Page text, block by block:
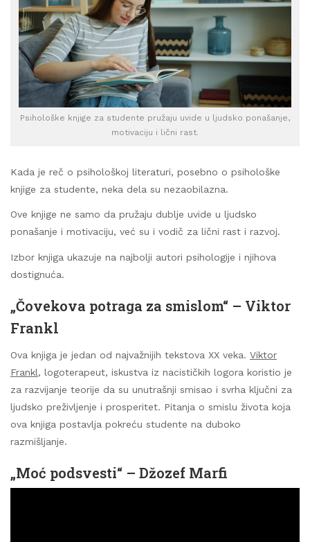
Psihološke knjige za studente pružaju uvide u ljudsko ponašanje,
motivaciju i lični rast.
Kada je reč o psihološkoj literaturi, posebno o psihološke
knjige za studente, neka dela su nezaobilazna.
Ove knjige ne samo da pružaju dublje uvide u ljudsko
ponašanje i motivaciju, već su i vodič za lični rast i razvoj.
Izbor knjiga ukazuje na najbolji autori psihologije i njihova
dostignuća.
„Čovekova potraga za smislom“ – Viktor
Frankl
Ova knjiga je jedan od najvažnijih tekstova XX veka. Viktor
Frankl, logoterapeut, iskustva iz nacističkih logora koristio je
za razvijanje teorije da su unutrašnji smisao i svrha ključni za
ljudsko preživljenje i prosperitet. Pitanja o smislu života koja
ova knjiga postavlja pokreću studente na duboko
razmišljanje.
„Moć podsvesti“ – Džozef Marfi